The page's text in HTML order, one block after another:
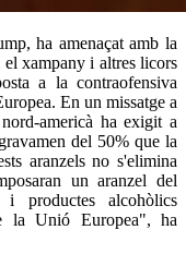
ha amenaçat amb la
xampany i altres licors
a la contraofensiva
En un missatge a
americà ha exigit a
del 50% que la
aranzels no s'elimina
un aranzel del
productes alcohòlics
la Unió Europea", ha